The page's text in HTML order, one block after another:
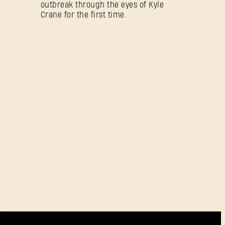
outbreak through the eyes of Kyle
Crane for the first time.